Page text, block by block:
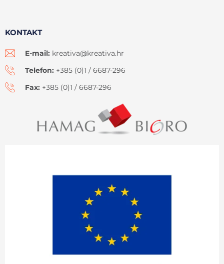
KONTAKT
E-mail: kreativa@kreativa.hr
Telefon: +385 (0)1 / 6687-296
Fax: +385 (0)1 / 6687-296